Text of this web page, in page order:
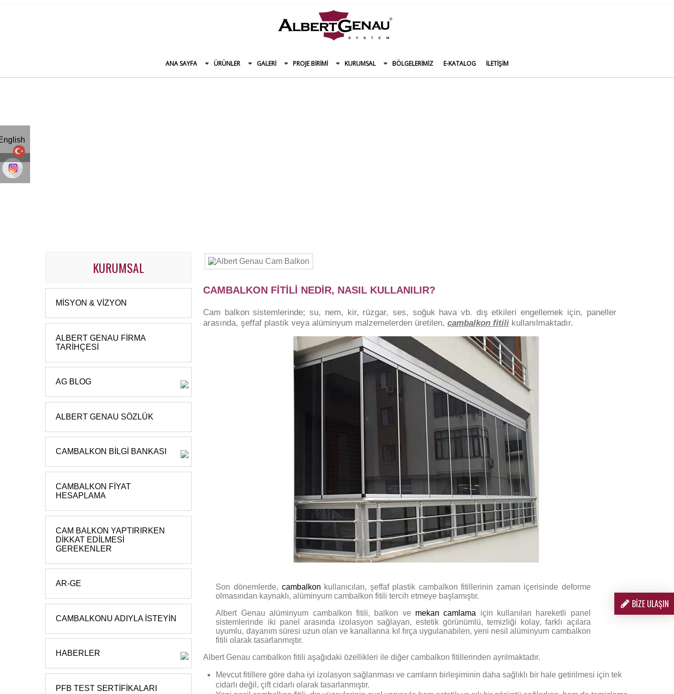
BİZE ULAŞIN
ANA SAYFA ÜRÜNLER GALERI PROJE BIRIMI KURUMSAL BÖLGELERIMIZ E-KATALOG İLETIŞIM
KURUMSAL
MISYON & VIZYON
ALBERT GENAU FIRMA
TARIHÇESI
AG BLOG
ALBERT GENAU SÖZLÜK
CAMBALKON BILGI BANKASI
CAMBALKON FIYAT
HESAPLAMA
CAM BALKON YAPTIRIRKEN
DIKKAT EDILMESI
GEREKENLER
AR-GE
CAMBALKONU ADIYLA İSTEYIN
HABERLER
PFB TEST SERTIFIKALARI
CAMBALKON FİTİLİ NEDİR, NASIL KULLANILIR?
Cam balkon sistemlerinde; su, nem, kir, rüzgar, ses, soğuk hava vb. dış etkileri engellemek için, paneller
arasında, şeffaf plastik veya alüminyum malzemelerden üretilen, cambalkon fitili kullanılmaktadır.
Son dönemlerde, cambalkon kullanıcıları, şeffaf plastik cambalkon fitillerinin zaman içerisinde deforme
olmasından kaynaklı, alüminyum cambalkon fitili tercih etmeye başlamıştır.
Albert Genau alüminyum cambalkon fitili, balkon ve mekan camlama
için kullanılan hareketli panel
sistemlerinde iki panel arasında izolasyon sağlayan, estetik görünümlü, temizliği kolay, farklı açılara
uyumlu, dayanım süresi uzun olan ve kanallarına kıl fırça uygulanabilen, yeni nesil alüminyum cambalkon
fitili olarak tasarlanmıştır.
Albert Genau cambalkon fitili aşağıdaki özellikleri ile diğer cambalkon fitillerinden ayrılmaktadır.
Mevcut fitillere göre daha iyi izolasyon sağlanması ve camların birleşiminin daha sağlıklı bir hale getirilmesi için tek
cidarlı değil, çift cidarlı olarak tasarlanmıştır.